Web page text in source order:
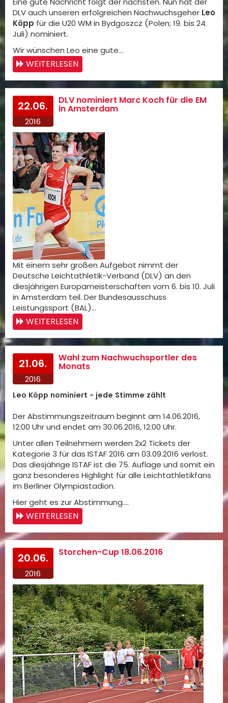
DLV auch unseren erfolgreichen Nachwuchsgeher Leo
Köpp für die U20 WM in Bydgoszcz (Polen; 19. bis 24.
Juli) nominiert.
Wir wünschen Leo eine gute…
WEITERLESEN
22.06.
2016
DLV nominiert Marc Koch für die EM
in Amsterdam
Mit einem sehr großen Aufgebot nimmt der
Deutsche Leichtathletik-Verband (DLV) an den
diesjährigen Europameisterschaften vom 6. bis 10. Juli
in Amsterdam teil. Der Bundesausschuss
Leistungssport (BAL)…
WEITERLESEN
21.06.
2016
Wahl zum Nachwuchsportler des
Monats
Leo Köpp nominiert - jede Stimme zählt
Der Abstimmungszeitraum beginnt am 14.06.2016,
12:00 Uhr und endet am 30.06.2016, 12:00 Uhr.
Unter allen Teilnehmern werden 2x2 Tickets der
Kategorie 3 für das ISTAF 2016 am 03.09.2016 verlost.
Das diesjährige ISTAF ist die 75. Auflage und somit ein
ganz besonderes Highlight für alle Leichtathletikfans
im Berliner Olympiastadion.
Hier geht es zur Abstimmung.…
WEITERLESEN
20.06.
2016
Storchen-Cup 18.06.2016